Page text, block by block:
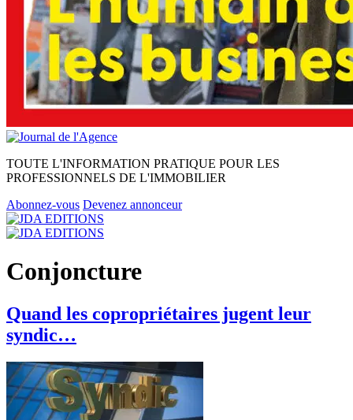
TOUTE L'INFORMATION PRATIQUE POUR LES
PROFESSIONNELS DE L'IMMOBILIER
Abonnez-vous Devenez annonceur
Conjoncture
Quand les copropriétaires jugent leur
syndic…